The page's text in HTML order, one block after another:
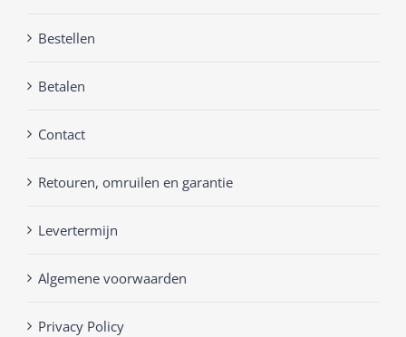
Bestellen
Betalen
Contact
Retouren, omruilen en garantie
Levertermijn
Algemene voorwaarden
Privacy Policy